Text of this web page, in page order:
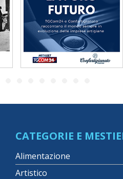
CATEGORIE E
Alimentazione
Artistico